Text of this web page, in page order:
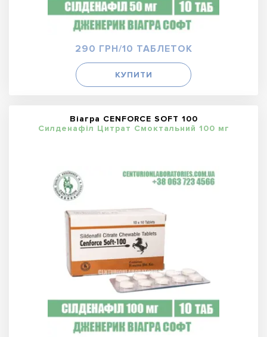
290 ГРН/10 ТАБЛЕТОК
КУПИТИ
Віагра CENFORCE SOFT 100
Силденафіл Цитрат Смоктальний 100 мг